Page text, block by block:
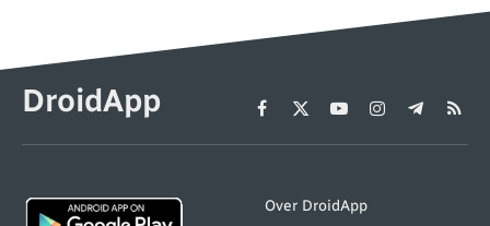
DroidApp Facebook
X
(Twitter)
YouTubeInstagram
Telegram
RSS
Over DroidApp